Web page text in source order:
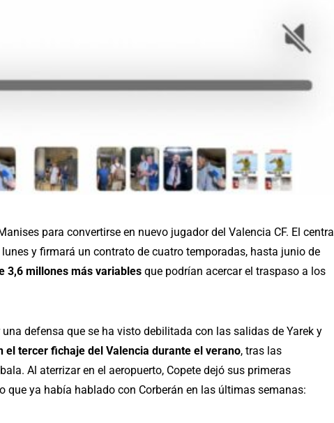
para convertirse en nuevo jugador del Valencia CF. El central
y firmará un contrato de cuatro temporadas, hasta junio de
3,6 millones más variables que podrían acercar el traspaso a los
defensa que se ha visto debilitada con las salidas de Yarek y
el tercer fichaje del Valencia durante el verano, tras las
Al aterrizar en el aeropuerto, Copete dejó sus primeras
ya había hablado con Corberán en las últimas semanas: